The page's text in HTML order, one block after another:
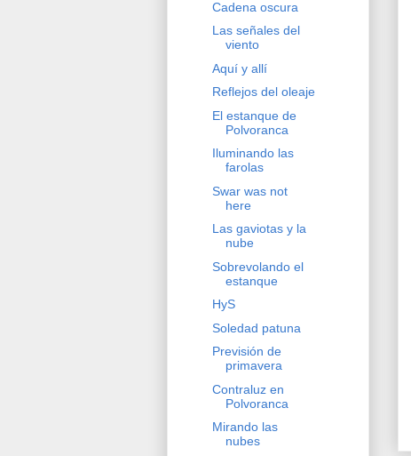
Cadena oscura
Las señales del
viento
Aquí y allí
Reflejos del oleaje
El estanque de
Polvoranca
Iluminando las
farolas
Swar was not
here
Las gaviotas y la
nube
Sobrevolando el
estanque
HyS
Soledad patuna
Previsión de
primavera
Contraluz en
Polvoranca
Mirando las
nubes